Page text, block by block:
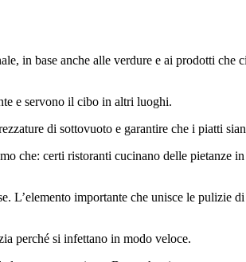
in base anche alle verdure e ai prodotti che
e servono il cibo in altri luoghi.
di sottovuoto e garantire che i piatti
che: certi ristoranti cucinano delle pietanze
L’elemento importante che unisce le pulizie
perché si infettano in modo veloce.